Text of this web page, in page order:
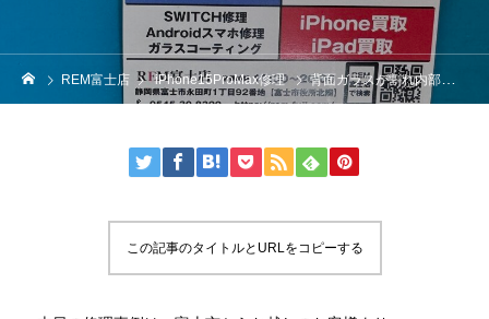
REM富士店 iPhone15ProMax修理 背面ガラスが割れ内部が見えているiPhone15ProMaxの背面ガラスの交換修理
この記事のタイトルとURLをコピーする